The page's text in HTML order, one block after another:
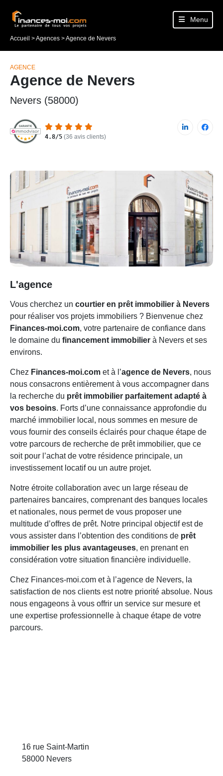
Menu
Accueil >Agences >Agence de Nevers
AGENCE
Agence de Nevers
Nevers (58000)
4.8/5 (36 avis clients)
L'agence
Vous cherchez un courtier en prêt immobilier à Nevers
pour réaliser vos projets immobiliers ? Bienvenue chez
Finances-moi.com, votre partenaire de confiance dans
le domaine du financement immobilier à Nevers et ses
environs.
Chez Finances-moi.com et à l’agence de Nevers, nous
nous consacrons entièrement à vous accompagner dans
la recherche du prêt immobilier parfaitement adapté à
vos besoins. Forts d’une connaissance approfondie du
marché immobilier local, nous sommes en mesure de
vous fournir des conseils éclairés pour chaque étape de
votre parcours de recherche de prêt immobilier, que ce
soit pour l’achat de votre résidence principale, un
investissement locatif ou un autre projet.
Notre étroite collaboration avec un large réseau de
partenaires bancaires, comprenant des banques locales
et nationales, nous permet de vous proposer une
multitude d’offres de prêt. Notre principal objectif est de
vous assister dans l’obtention des conditions de prêt
immobilier les plus avantageuses, en prenant en
considération votre situation financière individuelle.
Chez Finances-moi.com et à l’agence de Nevers, la
satisfaction de nos clients est notre priorité absolue. Nous
nous engageons à vous offrir un service sur mesure et
une expertise professionnelle à chaque étape de votre
parcours.
16 rue Saint-Martin
58000 Nevers